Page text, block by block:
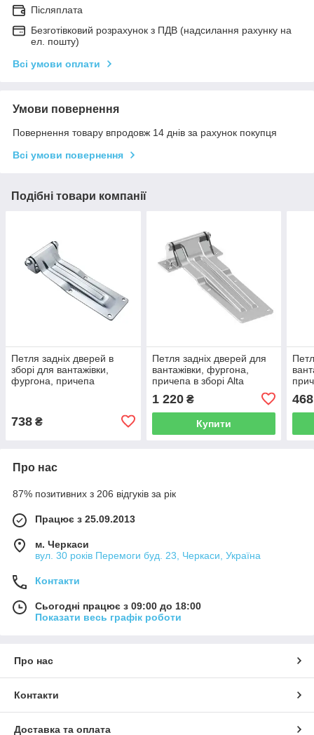
Післяплата
Безготівковий розрахунок з ПДВ (надсилання рахунку на
ел. пошту)
Всі умови оплати
Умови повернення
Повернення товару впродовж 14 днів за рахунок покупця
Всі умови повернення
Подібні товари компанії
Петля задніх дверей в
зборі для вантажівки,
фургона, причепа
738 ₴
Петля задніх дверей для
вантажівки, фургона,
причепа в зборі Alta
1 220₴
Купити
468
Про нас
87% позитивних з 206 відгуків за рік
Працює з 25.09.2013
м. Черкаси
вул. 30 років Перемоги буд. 23, Черкаси, Україна
Контакти
Сьогодні працює з 09:00 до 18:00
Показати весь графік роботи
Про нас
Контакти
Доставка та оплата